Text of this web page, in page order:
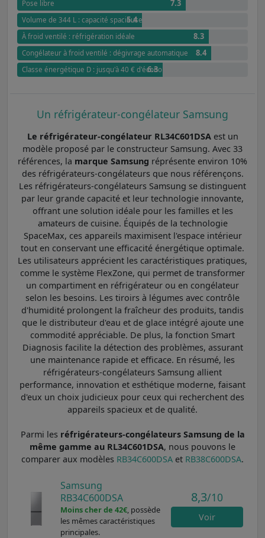
Pose libre 7.3
Volume de 344 L : capacité spacieuse
5.4
À froid ventilé : réfrigération idéale 8.3
Congélateur à froid ventilé : dégivrage automatique 8.4
Classe énergétique D : jusqu'à 40 € d'économies annuel par rapport à G
6.3
Un réfrigérateur-congélateur Samsung
Le réfrigérateur-congélateur RL34C601DSAest un
modèle proposé par le constructeur Samsung. Avec 33
références, la marque Samsung réprésente environ 10%
des réfrigérateurs-congélateurs que nous référençons.
Les réfrigérateurs-congélateurs Samsung se distinguent
par leur grande capacité et leur technologie innovante,
offrant une solution idéale pour les familles et les
amateurs de cuisine. Équipés de la technologie
SpaceMax, ces appareils maximisent l'espace intérieur
tout en conservant une efficacité énergétique optimale.
Les utilisateurs apprécient les caractéristiques pratiques,
comme le système FlexZone, qui permet de transformer
un compartiment en réfrigérateur ou en congélateur
selon les besoins. Les tiroirs à légumes avec contrôle
d'humidité prolongent la fraîcheur des produits, tandis
que le distributeur d'eau et de glace intégré ajoute une
commodité appréciable. De plus, la fonction Smart
Diagnosis facilite la détection des problèmes, assurant
une maintenance rapide et efficace. En résumé, les
réfrigérateurs-congélateurs Samsung allient
performance, innovation et esthétique moderne, faisant
d'eux un choix judicieux pour ceux qui recherchent des
appareils spacieux et de qualité.
Parmi les réfrigérateurs-congélateurs Samsung de la
même gamme au RL34C601DSA, nous pouvons le
comparer aux modèles RB34C600DSA et RB38C600DSA.
Samsung
RB34C600DSA
Moins cher de 42€, possède
les mêmes caractéristiques
principales.
8,3/10
Voir